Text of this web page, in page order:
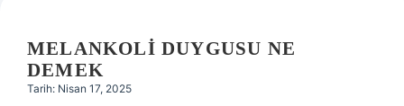
Hakkımızda
MELANKOLI DUYGUSU NE
DEMEK
Tarih: Nisan 17, 2025